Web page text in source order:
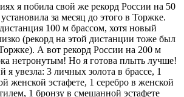
я побила свой же рекорд России на 50
за месяц до этого в Торжке.
100 м брассом, хотя новый
(рекорд на этой дистанции тоже был
А вот рекорд России на 200 м
нетронутым! Но я готова плыть лучше!
я увезла: 3 личных золота в брассе, 1
женской эстафете, 1 серебро в женской
1 бронзу в смешанной эстафете